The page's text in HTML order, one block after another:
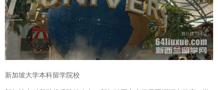
新加坡大学本科留学院校